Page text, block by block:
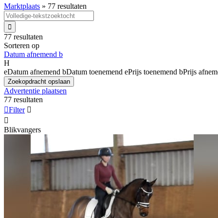
Marktplaats » 77 resultaten

77 resultaten
Sorteren op
Datum afnemend b
H
eDatum afnemend bDatum toenemend ePrijs toenemend bPrijs
Zoekopdracht opslaan
Advertentie plaatsen
77 resultaten
Filter 

Blikvangers